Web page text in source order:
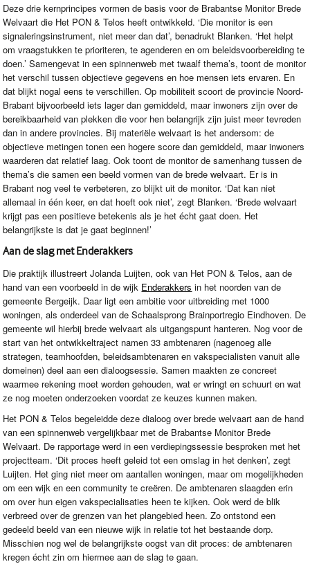
Deze drie kernprincipes vormen de basis voor de Brabantse Monitor Brede
Welvaart die Het PON & Telos heeft ontwikkeld. ‘Die monitor is een
signaleringsinstrument, niet meer dan dat’, benadrukt Blanken. ‘Het helpt
om vraagstukken te prioriteren, te agenderen en om beleidsvoorbereiding te
doen.’ Samengevat in een spinnenweb met twaalf thema’s, toont de monitor
het verschil tussen objectieve gegevens en hoe mensen iets ervaren. En
dat blijkt nogal eens te verschillen. Op mobiliteit scoort de provincie Noord-
Brabant bijvoorbeeld iets lager dan gemiddeld, maar inwoners zijn over de
bereikbaarheid van plekken die voor hen belangrijk zijn juist meer tevreden
dan in andere provincies. Bij materiële welvaart is het andersom: de
objectieve metingen tonen een hogere score dan gemiddeld, maar inwoners
waarderen dat relatief laag. Ook toont de monitor de samenhang tussen de
thema’s die samen een beeld vormen van de brede welvaart. Er is in
Brabant nog veel te verbeteren, zo blijkt uit de monitor. ‘Dat kan niet
allemaal in één keer, en dat hoeft ook niet’, zegt Blanken. ‘Brede welvaart
krijgt pas een positieve betekenis als je het écht gaat doen. Het
belangrijkste is dat je gaat beginnen!’
Aan de slag met Enderakkers
Die praktijk illustreert Jolanda Luijten, ook van Het PON & Telos, aan de
hand van een voorbeeld in de wijk Enderakkers in het noorden van de
gemeente Bergeijk. Daar ligt een ambitie voor uitbreiding met 1000
woningen, als onderdeel van de Schaalsprong Brainportregio Eindhoven. De
gemeente wil hierbij brede welvaart als uitgangspunt hanteren. Nog voor de
start van het ontwikkeltraject namen 33 ambtenaren (nagenoeg alle
strategen, teamhoofden, beleidsambtenaren en vakspecialisten vanuit alle
domeinen) deel aan een dialoogsessie. Samen maakten ze concreet
waarmee rekening moet worden gehouden, wat er wringt en schuurt en wat
ze nog moeten onderzoeken voordat ze keuzes kunnen maken.
Het PON & Telos begeleidde deze dialoog over brede welvaart aan de hand
van een spinnenweb vergelijkbaar met de Brabantse Monitor Brede
Welvaart. De rapportage werd in een verdiepingssessie besproken met het
projectteam. ‘Dit proces heeft geleid tot een omslag in het denken’, zegt
Luijten. Het ging niet meer om aantallen woningen, maar om mogelijkheden
om een wijk en een community te creëren. De ambtenaren slaagden erin
om over hun eigen vakspecialisaties heen te kijken. Ook werd de blik
verbreed over de grenzen van het plangebied heen. Zo ontstond een
gedeeld beeld van een nieuwe wijk in relatie tot het bestaande dorp.
Misschien nog wel de belangrijkste oogst van dit proces: de ambtenaren
kregen écht zin om hiermee aan de slag te gaan.